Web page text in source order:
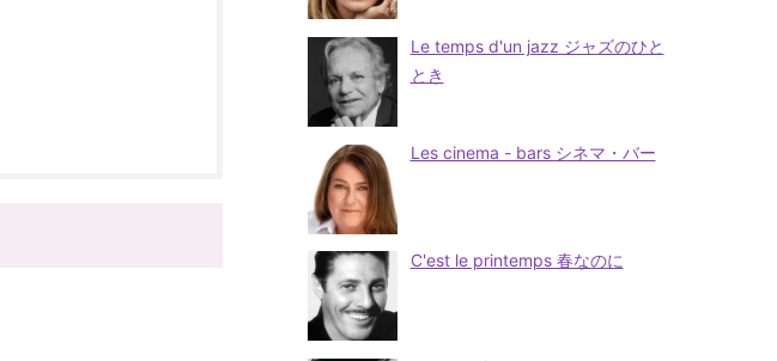
Le temps d'un jazz ジャズのひと
とき
Les cinema - bars シネマ・バー
C'est le printemps 春なのに